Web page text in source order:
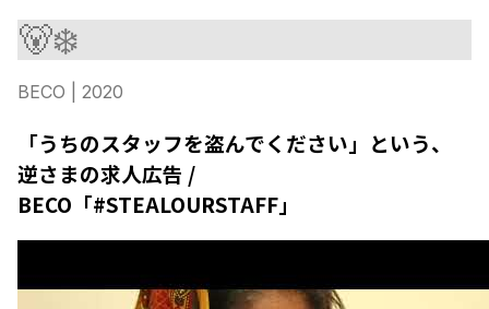
🐻‍❄️
BECO | 2020
「うちのスタッフを盗んでください」という、
逆さまの求人広告 /
BECO「#STEALOURSTAFF」